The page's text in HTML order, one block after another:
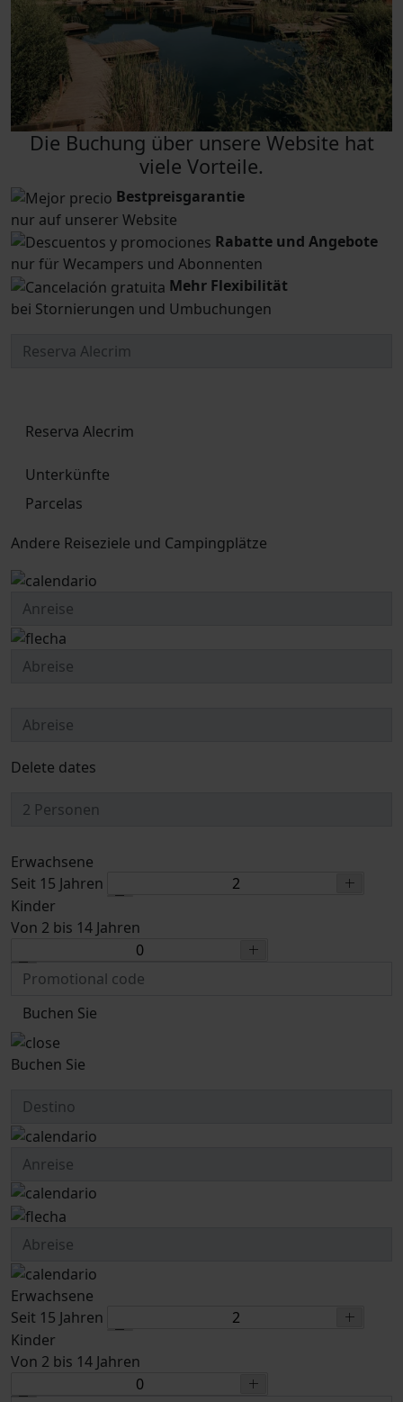
Die Buchung über unsere Website hat
viele Vorteile.
Bestpreisgarantie
nur auf unserer Website
Rabatte und Angebote
nur für Wecampers und Abonnenten
Mehr Flexibilität
bei Stornierungen und Umbuchungen
Reserva Alecrim
Unterkünfte
Parcelas
Andere Reiseziele und Campingplätze
Delete dates
Erwachsene
Seit 15 Jahren
Kinder
Von 2 bis 14 Jahren
Buchen Sie
Buchen Sie
Erwachsene
Seit 15 Jahren
Kinder
Von 2 bis 14 Jahren